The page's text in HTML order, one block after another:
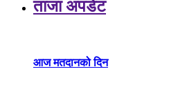
ताजा अपडेट
आज मतदानको दिन